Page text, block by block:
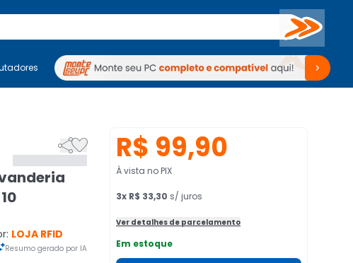
Buscar
Computadores Periféricos TV Venda no KaBuM!
Periféricos TV Venda no KaBuM!

LOJA RFID
Resumo gerado por IA
R$ 99,90
À vista no PIX
3x R$ 33,30 s/ juros
Ver detalhes de parcelamento
Em estoque